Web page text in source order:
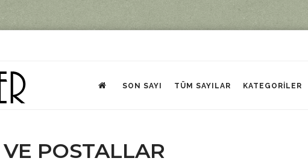
SON SAYI TÜM SAYILAR KATEGORILER
POSTALLAR